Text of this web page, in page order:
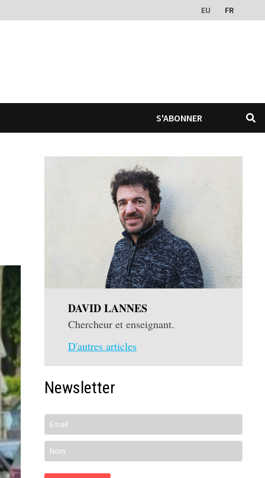
EU FR
S'ABONNER
DAVID LANNES
Chercheur et enseignant.
D'autres articles
Newsletter